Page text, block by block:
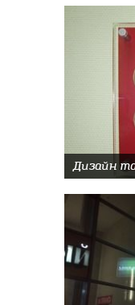
Дизайн